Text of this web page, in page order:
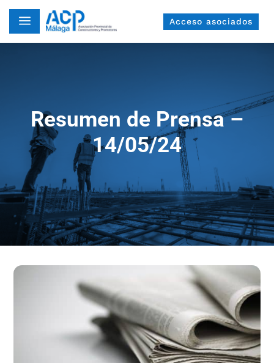
a Acceso asociados
Resumen de Prensa –
14/05/24